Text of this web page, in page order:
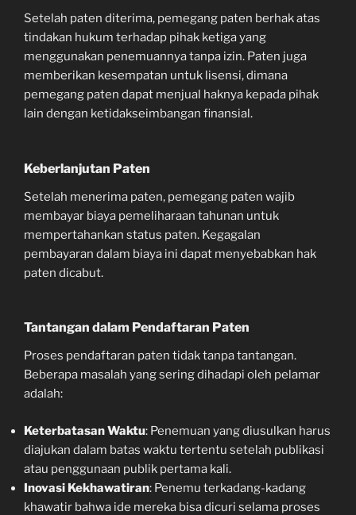
Setelah paten diterima, pemegang paten berhak atas
tindakan hukum terhadap pihak ketiga yang
menggunakan penemuannya tanpa izin. Paten juga
memberikan kesempatan untuk lisensi, dimana
pemegang paten dapat menjual haknya kepada pihak
lain dengan ketidakseimbangan finansial.
Keberlanjutan Paten
Setelah menerima paten, pemegang paten wajib
membayar biaya pemeliharaan tahunan untuk
mempertahankan status paten. Kegagalan
pembayaran dalam biaya ini dapat menyebabkan hak
paten dicabut.
Tantangan dalam Pendaftaran Paten
Proses pendaftaran paten tidak tanpa tantangan.
Beberapa masalah yang sering dihadapi oleh pelamar
adalah:
Keterbatasan Waktu: Penemuan yang diusulkan harus
diajukan dalam batas waktu tertentu setelah publikasi
atau penggunaan publik pertama kali.
Inovasi Kekhawatiran: Penemu terkadang-kadang
khawatir bahwa ide mereka bisa dicuri selama proses